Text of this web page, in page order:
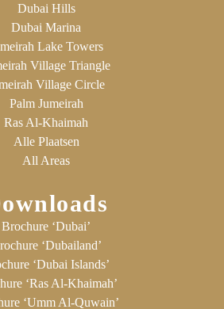
Dubai Hills
Dubai Marina
Lake Towers
Village Triangle
Village Circle
Palm Jumeirah
Ras Al-Khaimah
Alle Plaatsen
All Areas
Brochure ‘Dubai’
‘Dubailand’
‘Dubai Islands’
‘Ras Al-Khaimah’
‘Umm Al-Quwain’